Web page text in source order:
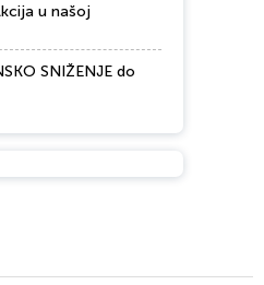
u našoj
SNIŽENJE do